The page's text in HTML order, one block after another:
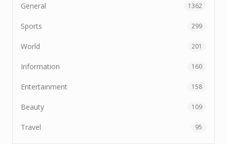
General 1362
Sports 299
World 201
Information 160
Entertainment 158
Beauty 109
Travel 95